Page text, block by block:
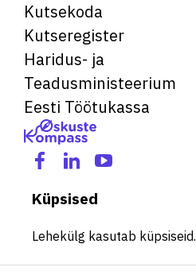
Kutsekoda
Kutseregister
Haridus- ja
Teadusministeerium
Eesti Töötukassa
Küpsised
Lehekülg kasutab küpsiseid.